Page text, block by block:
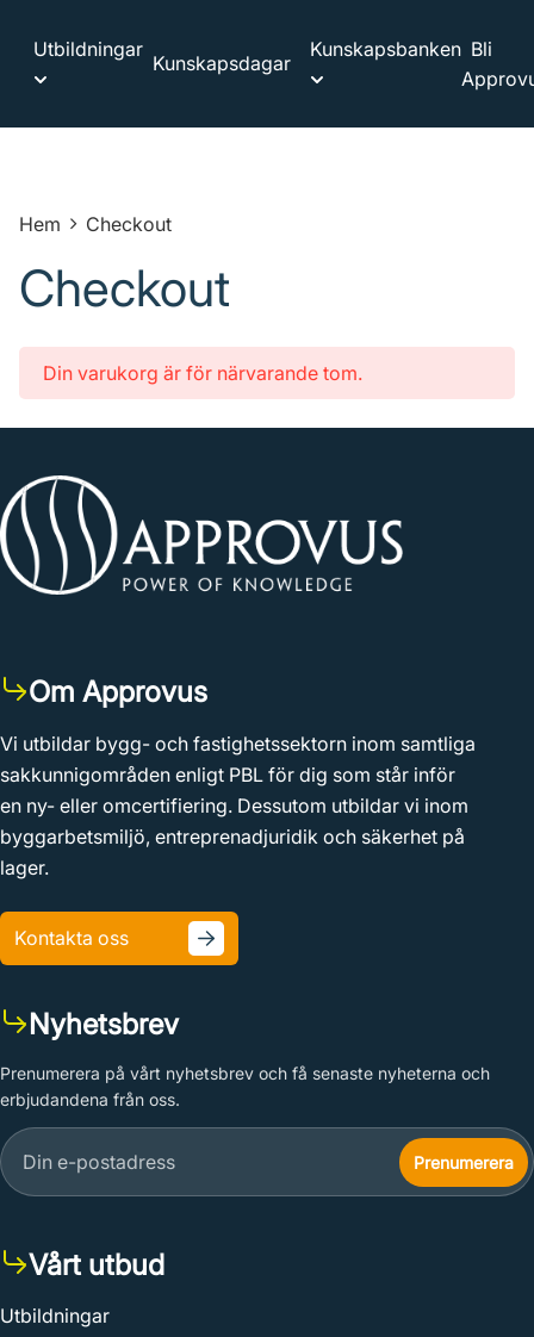
Utbildningar
Kunskapsdagar
Kunskapsbanken Bli
Hem Checkout
Checkout
Din varukorg är för närvarande tom.
Om Approvus
Vi utbildar bygg- och fastighetssektorn inom samtliga
sakkunnigområden enligt PBL för dig som står inför
en ny- eller omcertifiering. Dessutom utbildar vi inom
byggarbetsmiljö, entreprenadjuridik och säkerhet på
lager.
Kontakta oss
Nyhetsbrev
Prenumerera på vårt nyhetsbrev och få senaste nyheterna och
erbjudandena från oss.
Vårt utbud
Utbildningar